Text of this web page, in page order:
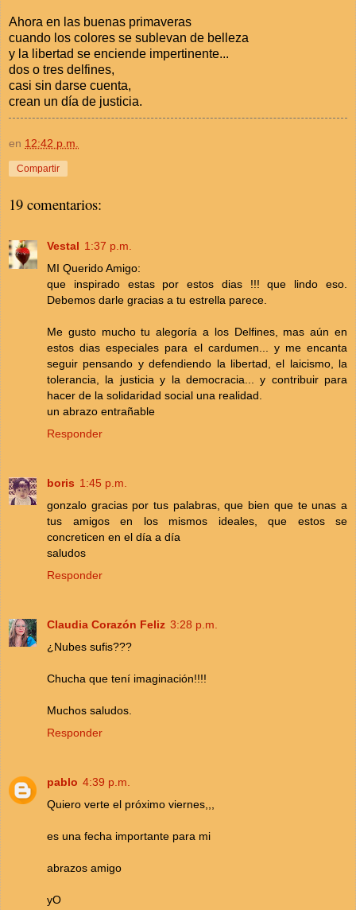
Ahora en las buenas primaveras
cuando los colores se sublevan de belleza
y la libertad se enciende impertinente...
dos o tres delfines,
casi sin darse cuenta,
crean un día de justicia.
en 12:42 p.m.
Compartir
19 comentarios:
Vestal 1:37 p.m.
MI Querido Amigo:
que inspirado estas por estos dias !!! que lindo eso.
Debemos darle gracias a tu estrella parece.
Me gusto mucho tu alegoría a los Delfines, mas aún en
estos dias especiales para el cardumen... y me encanta
seguir pensando y defendiendo la libertad, el laicismo, la
tolerancia, la justicia y la democracia... y contribuir para
hacer de la solidaridad social una realidad.
un abrazo entrañable
Responder
boris 1:45 p.m.
gonzalo gracias por tus palabras, que bien que te unas a
tus amigos en los mismos ideales, que estos se
concreticen en el día a día
saludos
Responder
Claudia Corazón Feliz 3:28 p.m.
¿Nubes sufis???
Chucha que tení imaginación!!!!
Muchos saludos.
Responder
pablo 4:39 p.m.
Quiero verte el próximo viernes,,,
es una fecha importante para mi
abrazos amigo
yO